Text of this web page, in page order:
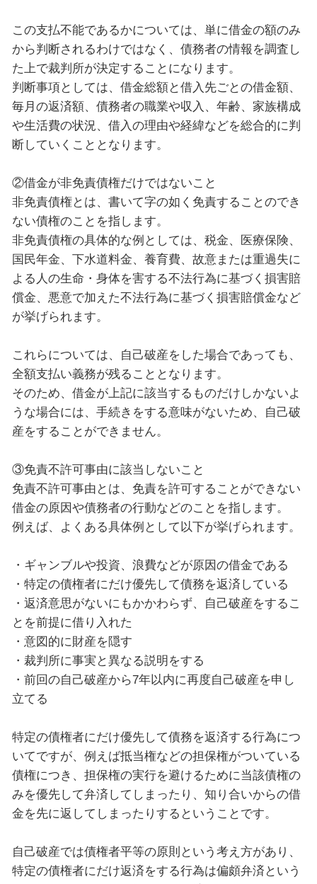
この支払不能であるかについては、単に借金の額のみ
から判断されるわけではなく、債務者の情報を調査し
た上で裁判所が決定することになります。
判断事項としては、借金総額と借入先ごとの借金額、
毎月の返済額、債務者の職業や収入、年齢、家族構成
や生活費の状況、借入の理由や経緯などを総合的に判
断していくこととなります。
②借金が非免責債権だけではないこと
非免責債権とは、書いて字の如く免責することのでき
ない債権のことを指します。
非免責債権の具体的な例としては、税金、医療保険、
国民年金、下水道料金、養育費、故意または重過失に
よる人の生命・身体を害する不法行為に基づく損害賠
償金、悪意で加えた不法行為に基づく損害賠償金など
が挙げられます。
これらについては、自己破産をした場合であっても、
全額支払い義務が残ることとなります。
そのため、借金が上記に該当するものだけしかないよ
うな場合には、手続きをする意味がないため、自己破
産をすることができません。
③免責不許可事由に該当しないこと
免責不許可事由とは、免責を許可することができない
借金の原因や債務者の行動などのことを指します。
例えば、よくある具体例として以下が挙げられます。
・ギャンブルや投資、浪費などが原因の借金である
・特定の債権者にだけ優先して債務を返済している
・返済意思がないにもかかわらず、自己破産をするこ
とを前提に借り入れた
・意図的に財産を隠す
・裁判所に事実と異なる説明をする
・前回の自己破産から7年以内に再度自己破産を申し
立てる
特定の債権者にだけ優先して債務を返済する行為につ
いてですが、例えば抵当権などの担保権がついている
債権につき、担保権の実行を避けるために当該債権の
みを優先して弁済してしまったり、知り合いからの借
金を先に返してしまったりするということです。
自己破産では債権者平等の原則という考え方があり、
特定の債権者にだけ返済をする行為は偏頗弁済という